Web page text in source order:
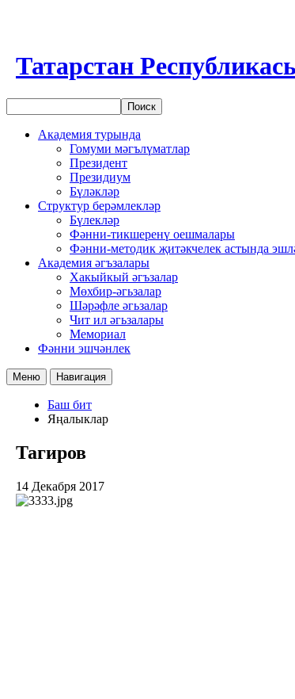
Татарстан
Академия турында
Гомуми мәгълүматлар
Президент
Президиум
Бүләкләр
Структур берәмлекләр
Бүлекләр
Фәнни-тикшеренү оешмалары
Фәнни-методик җитәкчелек астында
Академия әгъзалары
Хакыйкый әгъзалар
Мөхбир-әгьзалар
Шәрәфле әгьзалар
Чит ил әгьзалары
Мемориал
Фәнни эшчәнлек
Меню Навигация
Баш бит
Яңалыклар
Тагиров
14 Декабря 2017